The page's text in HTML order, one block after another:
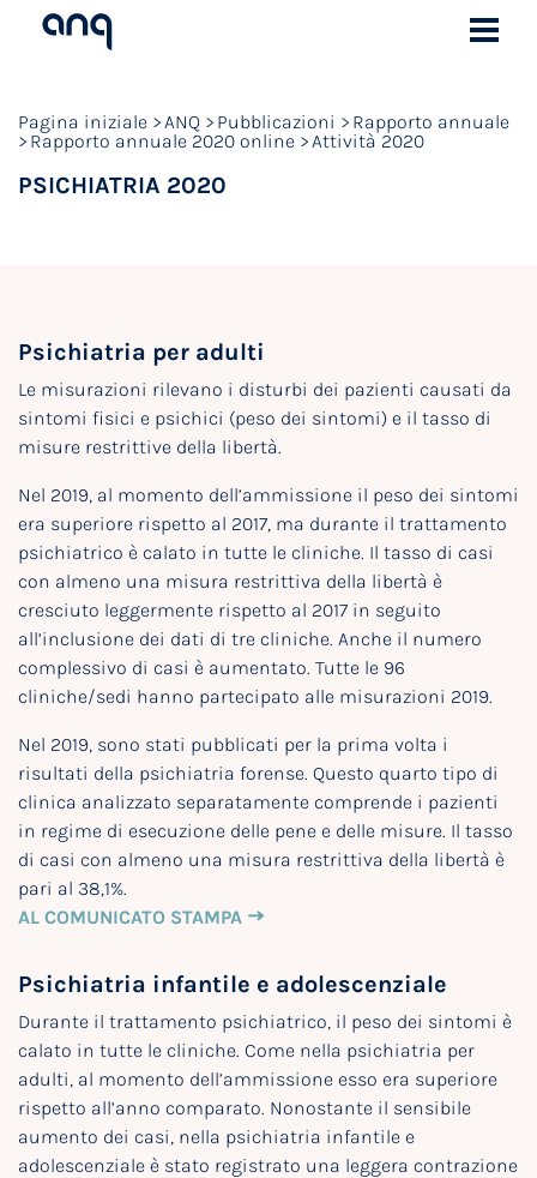
Pagina iniziale ANQ Pubblicazioni
Rapporto annuale
Rapporto annuale 2020 online
Attività 2020
PSICHIATRIA 2020
Psichiatria per adulti
Le misurazioni rilevano i disturbi dei pazienti causati da
sintomi fisici e psichici (peso dei sintomi) e il tasso di
misure restrittive della libertà.
Nel 2019, al momento dell’ammissione il peso dei sintomi
era superiore rispetto al 2017, ma durante il trattamento
psichiatrico è calato in tutte le cliniche. Il tasso di casi
con almeno una misura restrittiva della libertà è
cresciuto leggermente rispetto al 2017 in seguito
all’inclusione dei dati di tre cliniche. Anche il numero
complessivo di casi è aumentato. Tutte le 96
cliniche/sedi hanno partecipato alle misurazioni 2019.
Nel 2019, sono stati pubblicati per la prima volta i
risultati della psichiatria forense. Questo quarto tipo di
clinica analizzato separatamente comprende i pazienti
in regime di esecuzione delle pene e delle misure. Il tasso
di casi con almeno una misura restrittiva della libertà è
pari al 38,1%.
AL COMUNICATO STAMPA
Psichiatria infantile e adolescenziale
Durante il trattamento psichiatrico, il peso dei sintomi è
calato in tutte le cliniche. Come nella psichiatria per
adulti, al momento dell’ammissione esso era superiore
rispetto all’anno comparato. Nonostante il sensibile
aumento dei casi, nella psichiatria infantile e
adolescenziale è stato registrato una leggera contrazione